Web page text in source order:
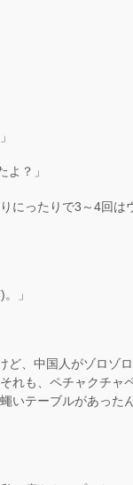
？」
にったりで3～4回は
」
ど、中国人がゾロゾ
れも、ペチャクチャ
いテーブルがあった